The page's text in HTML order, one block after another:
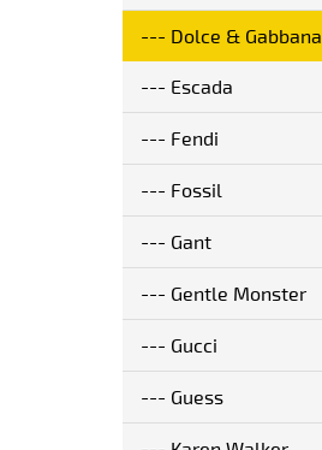
--- Dolce & Gabbana
--- Escada
--- Fendi
--- Fossil
--- Gant
--- Gentle Monster
--- Gucci
--- Guess